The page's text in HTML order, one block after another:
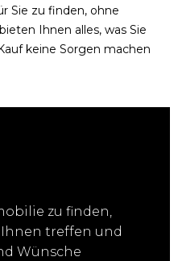
Sie zu finden, ohne
Ihnen alles, was Sie
keine Sorgen machen
zu finden,
treffen und
Wünsche